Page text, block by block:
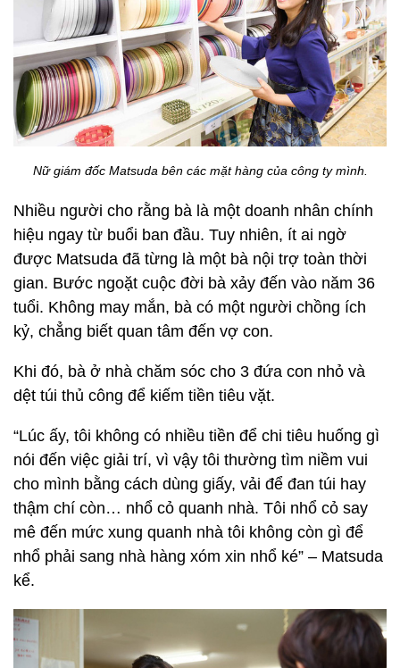
Nữ giám đốc Matsuda bên các mặt hàng của công ty mình.
Nhiều người cho rằng bà là một doanh nhân chính
hiệu ngay từ buổi ban đầu. Tuy nhiên, ít ai ngờ
được Matsuda đã từng là một bà nội trợ toàn thời
gian. Bước ngoặt cuộc đời bà xảy đến vào năm 36
tuổi. Không may mắn, bà có một người chồng ích
kỷ, chẳng biết quan tâm đến vợ con.
Khi đó, bà ở nhà chăm sóc cho 3 đứa con nhỏ và
dệt túi thủ công để kiếm tiền tiêu vặt.
“Lúc ấy, tôi không có nhiều tiền để chi tiêu huống gì
nói đến việc giải trí, vì vậy tôi thường tìm niềm vui
cho mình bằng cách dùng giấy, vải để đan túi hay
thậm chí còn… nhổ cỏ quanh nhà. Tôi nhổ cỏ say
mê đến mức xung quanh nhà tôi không còn gì để
nhổ phải sang nhà hàng xóm xin nhổ ké” – Matsuda
kể.